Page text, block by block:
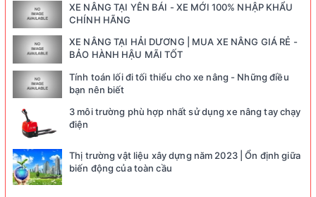
XE NÂNG TẠI YÊN BÁI - XE MỚI 100% NHẬP KHẨU
CHÍNH HÃNG
XE NÂNG TẠI HẢI DƯƠNG | MUA XE NÂNG GIÁ RẺ -
BẢO HÀNH HẬU MÃI TỐT
Tính toán lối đi tối thiểu cho xe nâng - Những điều
bạn nên biết
3 môi trường phù hợp nhất sử dụng xe nâng tay chạy
điện
Thị trường vật liệu xây dựng năm 2023 | Ổn định giữa
biến động của toàn cầu